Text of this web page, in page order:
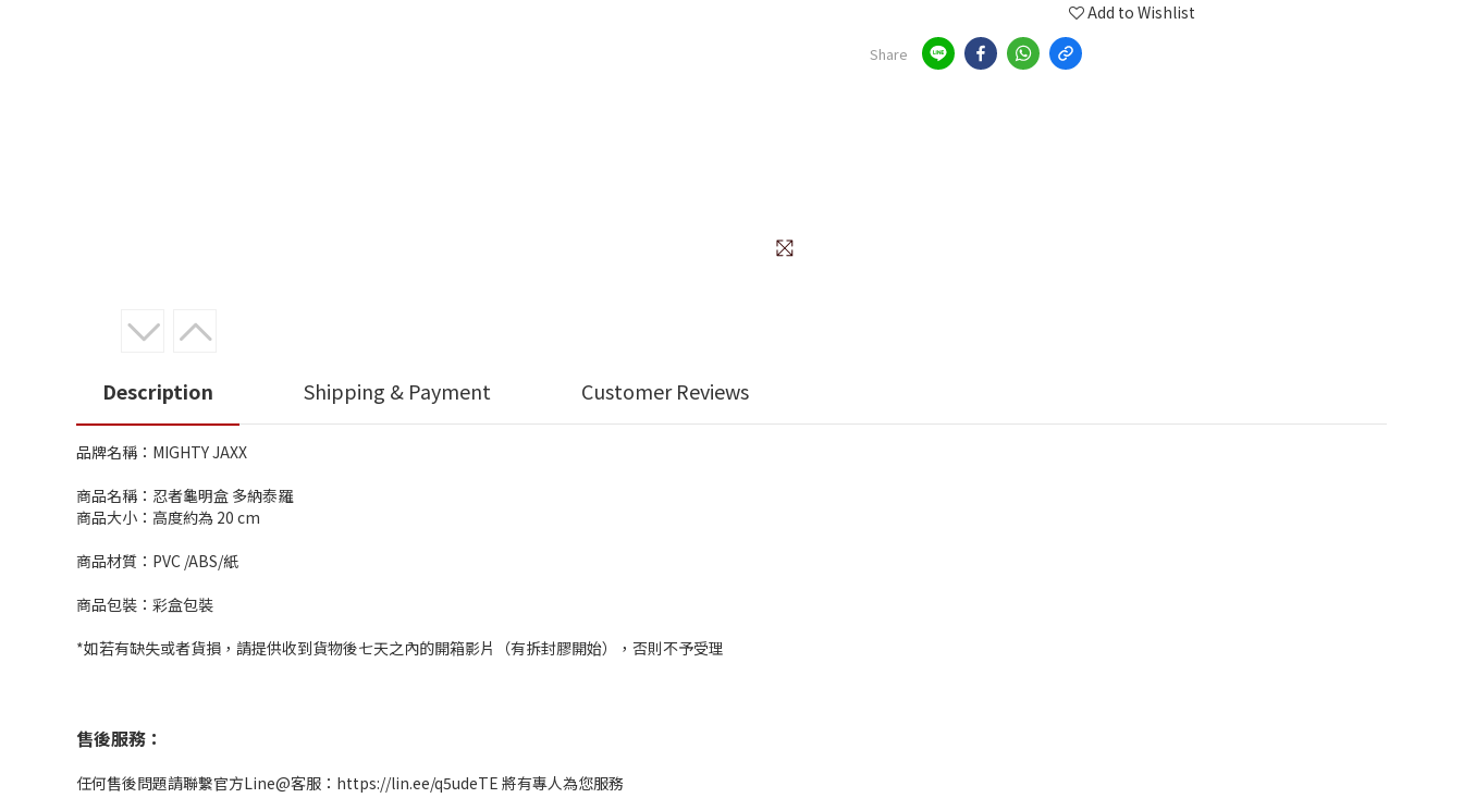
Add to Wishlist
Share
Description Shipping & Payment Customer Reviews
品牌名稱：MIGHTY JAXX
商品名稱：忍者龜明盒 多納泰羅
商品大小：高度約為 20 cm
商品材質：PVC /ABS/紙
商品包裝：彩盒包裝
*如若有缺失或者貨損，請提供收到貨物後七天之內的開箱影片（有拆封膠開始），否則不予受理
售後服務：
任何售後問題請聯繫官方Line@客服：https://lin.ee/q5udeTE 將有專人為您服務